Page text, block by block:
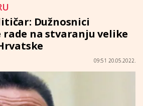
Dužnosnici
rade na stvaranju velike
09:51 20.05.2022.